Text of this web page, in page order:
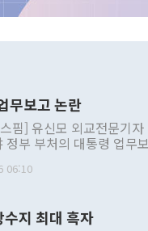
무보고 논란
핌] 유신모 외교전문기
정부 부처의 대통령 업무
정부 내 조율을 거치지
에 근거한 비현실적 구
06:10
지 최대 흑자